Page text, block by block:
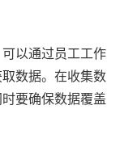
以通过员工工作
数据。在收集数
要确保数据覆盖